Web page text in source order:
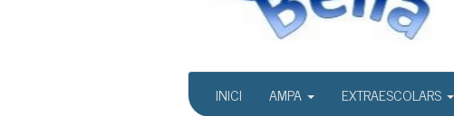
INICI AMPA EXTRAESCOLARS